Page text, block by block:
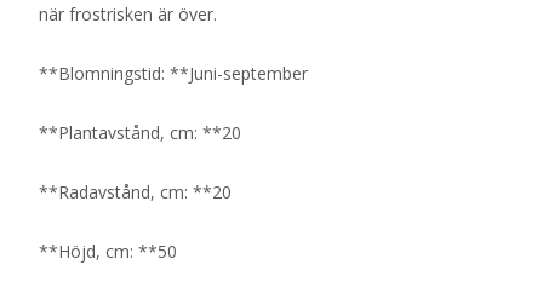
när frostrisken är över.
**Blomningstid: **Juni-september
**Plantavstånd, cm: **20
**Radavstånd, cm: **20
**Höjd, cm: **50